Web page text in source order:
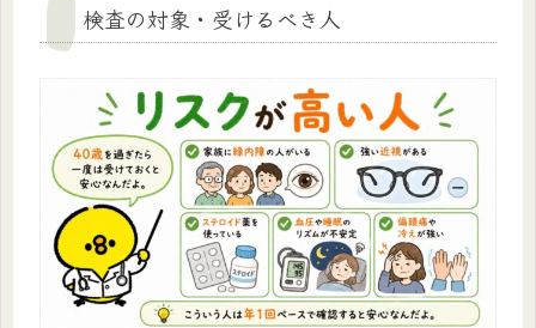
検査の対象・受けるべき人